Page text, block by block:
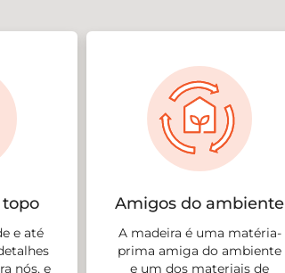
e até
nós, e
Amigos do ambiente
A madeira é uma matéria-
prima amiga do ambiente
e um dos materiais de